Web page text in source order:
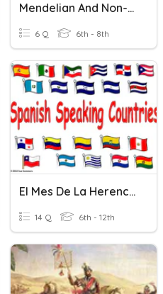
Mendelian And Non-Mendelian Genetics
6 Q 6th - 8th
El Mes De La Herencia Hispana
14 Q 6th - 12th